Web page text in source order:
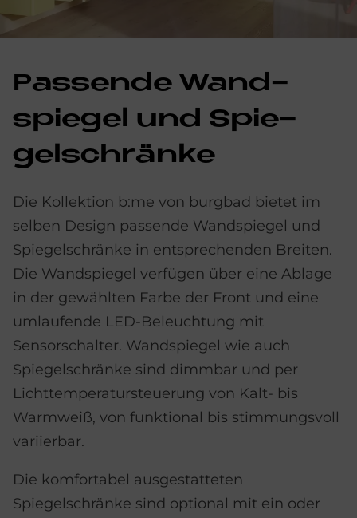
Pas­sen­de Wand­
spie­gel und Spie­
gel­schrän­ke
Die Kollektion b:me von burgbad bietet im
selben Design passende Wandspiegel und
Spiegelschränke in entsprechenden Breiten.
Die Wandspiegel verfügen über eine Ablage
in der gewählten Farbe der Front und eine
umlaufende LED-Beleuchtung mit
Sensorschalter. Wandspiegel wie auch
Spiegelschränke sind dimmbar und per
Lichttemperatursteuerung von Kalt- bis
Warmweiß, von funktional bis stimmungsvoll
variierbar.
Die komfortabel ausgestatteten
Spiegelschränke sind optional mit ein oder